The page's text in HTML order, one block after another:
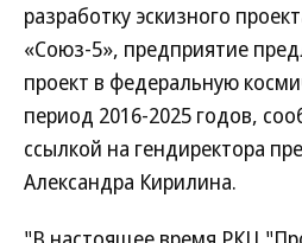
разработку эскизного
«Союз-5», предприятие
проект в федеральную
период 2016-2025 годов,
ссылкой на гендиректора
Александра Кирилина.